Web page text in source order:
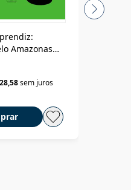
Amazonas
e por Marajó
sem juros